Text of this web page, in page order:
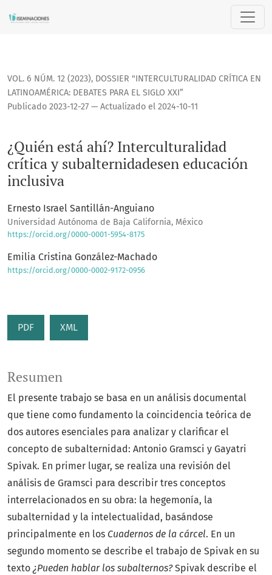
¿Quién está ahí? Interculturalidad crítica y
VOL. 6 NÚM. 12 (2023), DOSSIER "INTERCULTURALIDAD CRÍTICA EN
LATINOAMÉRICA: DEBATES PARA EL SIGLO XXI”
¿Quién está ahí? Interculturalidad
crítica y subalternidadesen educación
inclusiva
Publicado 2023-12-27 — Actualizado el 2024-10-11
Ernesto Israel Santillán-Anguiano
Universidad Autónoma de Baja California, México
https://orcid.org/0000-0001-5954-8175
Emilia Cristina González-Machado
https://orcid.org/0000-0002-9172-0956
PDF XML
Resumen
El presente trabajo se basa en un análisis documental
que tiene como fundamento la coincidencia teórica de
dos autores esenciales para analizar y clarificar el
concepto de subalternidad: Antonio Gramsci y Gayatri
Spivak. En primer lugar, se realiza una revisión del
análisis de Gramsci para describir tres conceptos
interrelacionados en su obra: la hegemonía, la
subalternidad y la intelectualidad, basándose
principalmente en los Cuadernos de la cárcel. En un
segundo momento se describe el trabajo de Spivak en su
texto ¿Pueden hablar los subalternos?Spivak describe el